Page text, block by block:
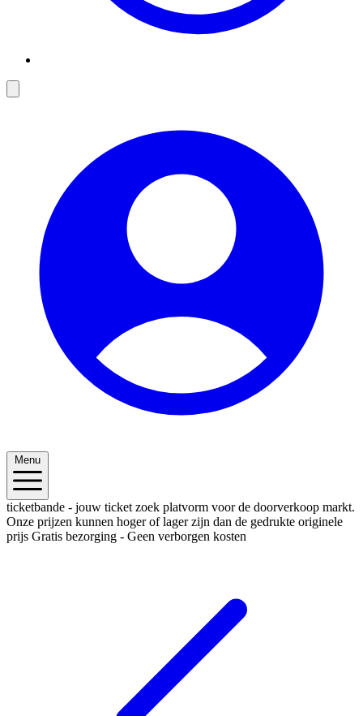
Menu
ticketbande - jouw ticket zoek platvorm voor de doorverkoop markt.
Onze prijzen kunnen hoger of lager zijn dan de gedrukte originele
prijs Gratis bezorging - Geen verborgen kosten